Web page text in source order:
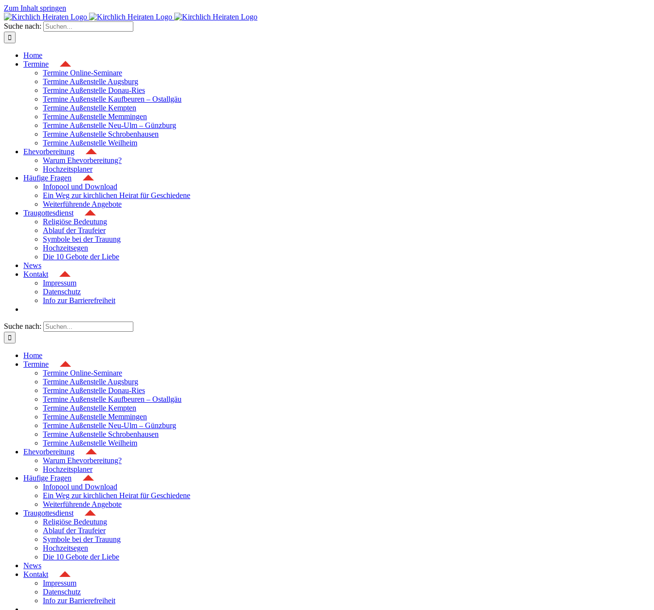
Zum Inhalt springen
Suche nach:
Home
Termine
Termine Online-Seminare
Termine Außenstelle Augsburg
Termine Außenstelle Donau-Ries
Termine Außenstelle Kaufbeuren – Ostallgäu
Termine Außenstelle Kempten
Termine Außenstelle Memmingen
Termine Außenstelle Neu-Ulm – Günzburg
Termine Außenstelle Schrobenhausen
Termine Außenstelle Weilheim
Ehevorbereitung
Warum Ehevorbereitung?
Hochzeitsplaner
Häufige Fragen
Infopool und Download
Ein Weg zur kirchlichen Heirat für Geschiedene
Weiterführende Angebote
Traugottesdienst
Religiöse Bedeutung
Ablauf der Traufeier
Symbole bei der Trauung
Hochzeitsegen
Die 10 Gebote der Liebe
News
Kontakt
Impressum
Datenschutz
Info zur Barrierefreiheit
Suche nach:
Home
Termine
Termine Online-Seminare
Termine Außenstelle Augsburg
Termine Außenstelle Donau-Ries
Termine Außenstelle Kaufbeuren – Ostallgäu
Termine Außenstelle Kempten
Termine Außenstelle Memmingen
Termine Außenstelle Neu-Ulm – Günzburg
Termine Außenstelle Schrobenhausen
Termine Außenstelle Weilheim
Ehevorbereitung
Warum Ehevorbereitung?
Hochzeitsplaner
Häufige Fragen
Infopool und Download
Ein Weg zur kirchlichen Heirat für Geschiedene
Weiterführende Angebote
Traugottesdienst
Religiöse Bedeutung
Ablauf der Traufeier
Symbole bei der Trauung
Hochzeitsegen
Die 10 Gebote der Liebe
News
Kontakt
Impressum
Datenschutz
Info zur Barrierefreiheit